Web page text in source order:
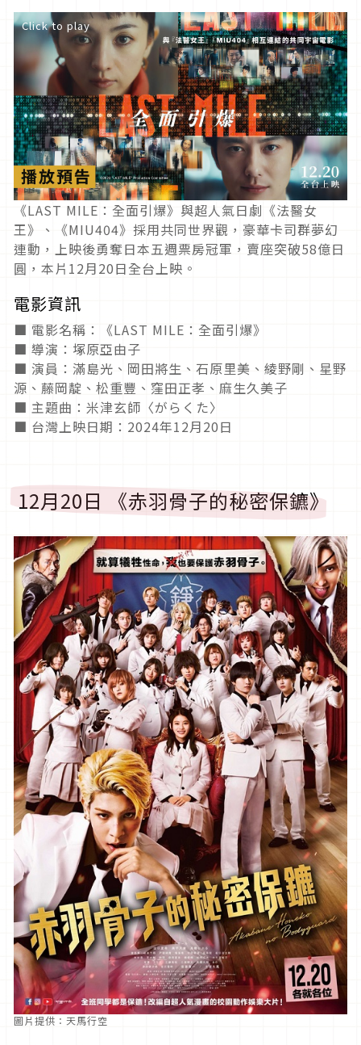
Click to play
《LAST MILE：全面引爆》與超人氣日劇《法醫女
王》、《MIU404》採用共同世界觀，豪華卡司群夢幻
連動，上映後勇奪日本五週票房冠軍，賣座突破58億日
圓，本片12月20日全台上映。
電影資訊
■ 電影名稱：《LAST MILE：全面引爆》
■ 導演：塚原亞由子
■ 演員：滿島光、岡田將生、石原里美、綾野剛、星野
源、藤岡靛、松重豐、窪田正孝、麻生久美子
■ 主題曲：米津玄師〈がらくた〉
■ 台灣上映日期：2024年12月20日
12月20日 《赤羽骨子的秘密保鑣》
圖片提供：天馬行空